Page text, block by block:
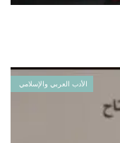
الأدب العربي والإسلامي